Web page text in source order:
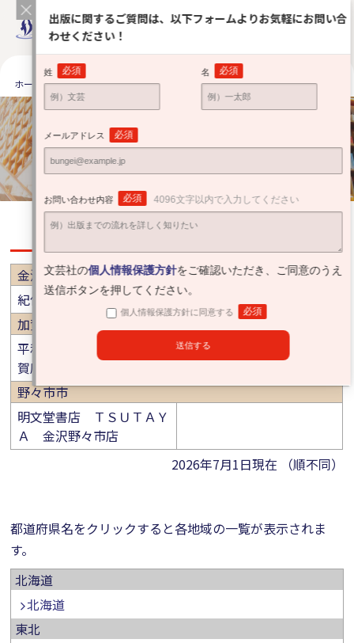
ホーム 出版をお考えの方へ 安心サポート 全国の提携有力書店
全国の提携有力書店
石川
金沢市
紀伊國屋書店 金沢大和店
加賀市
平和書店 アル・プラザ加
賀店
野々市市
明文堂書店 ＴＳＵＴＡＹ
Ａ 金沢野々市店
2026年7月1日現在 （順不同）
都道府県名をクリックすると各地域の一覧が表示されま
す。
北海道
北海道
東北
出版に関するご質問は、以下フォームよりお気軽にお問い合
わせください！
姓 必須 名 必須
メールアドレス 必須
お問い合わせ内容 必須 4096文字以内で入力してください
文芸社の個人情報保護方針をご確認いただき、ご同意のうえ
送信ボタンを押してください。
個人情報保護方針に同意する 必須